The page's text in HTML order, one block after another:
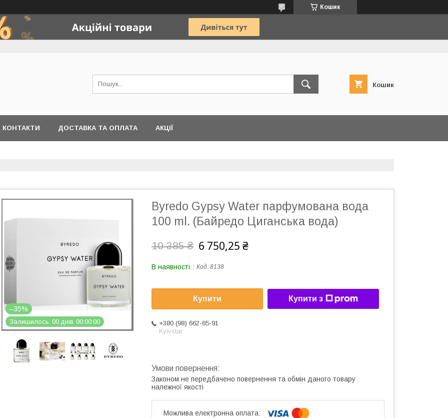
Кошик
Кошик
КОНТАКТИ ДОСТАВКА ТА ОПЛАТА АКЦІЇ
–35%
Залишилось 00 днів 00 00 00
Byredo Gypsy Water парфумована вода
100 ml. (Байредо Циганська вода)
10 385 ₴ 6 750,25 ₴
В наявності Код: 8138
Купити Купити з
+380 (98) 662-65-91
Kyivstar
Законом не передбачено повернення та обмін даного товару
належної якості